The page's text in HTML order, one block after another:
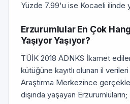
Yüzde 7.99'u ise Kocaeli ilinde
Erzurumlular En Çok
Yaşıyor Yaşıyor?
TÜİK 2018 ADNKS İkamet
kütüğüne kayıtlı olunan il
Araştırma Merkezince
dışında yaşayan Erzurumluların;